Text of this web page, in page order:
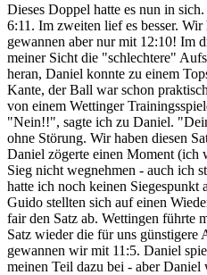
Dieses Doppel hatte es nun in
6:11. Im zweiten lief es besser.
gewannen aber nur mit 12:10! Im
meiner Sicht die "schlechtere"
heran, Daniel konnte zu einem
Kante, der Ball war schon
von einem Wettinger
"Nein!!", sagte ich zu Daniel.
ohne Störung. Wir haben diesen
Daniel zögerte einen Moment (ich
Sieg nicht wegnehmen - auch ich
hatte ich noch keinen Siegespunkt
Guido stellten sich auf einen
fair den Satz ab. Wettingen führte
Satz wieder die für uns günstigere
gewannen wir mit 11:5. Daniel
meinen Teil dazu bei - aber Daniel